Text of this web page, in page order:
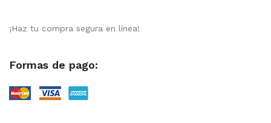
¡Haz tu compra segura en línea!
Formas de pago: